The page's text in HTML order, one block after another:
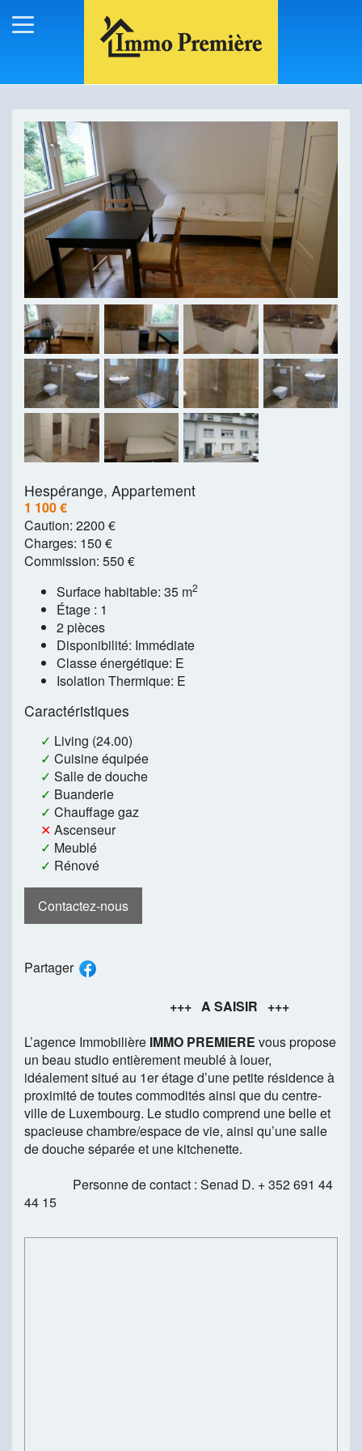
Hespérange, Appartement
1 100 €
Caution: 2200 €
Charges: 150 €
Commission: 550 €
Surface habitable: 35 m2
Étage : 1
2 pièces
Disponibilité: Immédiate
Classe énergétique: E
Isolation Thermique: E
Caractéristiques
✓ Living (24.00)
✓ Cuisine équipée
✓ Salle de douche
✓ Buanderie
✓ Chauffage gaz
✕ Ascenseur
✓ Meublé
✓ Rénové
Contactez-nous
Partager
+++ A SAISIR +++
L’agence Immobilière IMMO PREMIERE vous propose
un beau studio entièrement meublé à louer,
idéalement situé au 1er étage d’une petite résidence à
proximité de toutes commodités ainsi que du centre-
ville de Luxembourg. Le studio comprend une belle et
spacieuse chambre/espace de vie, ainsi qu’une salle
de douche séparée et une kitchenette.
Personne de contact : Senad D. + 352 691 44
44 15